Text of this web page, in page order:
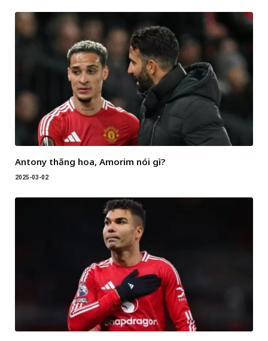
Antony thăng hoa, Amorim nói gì?
2025-03-02